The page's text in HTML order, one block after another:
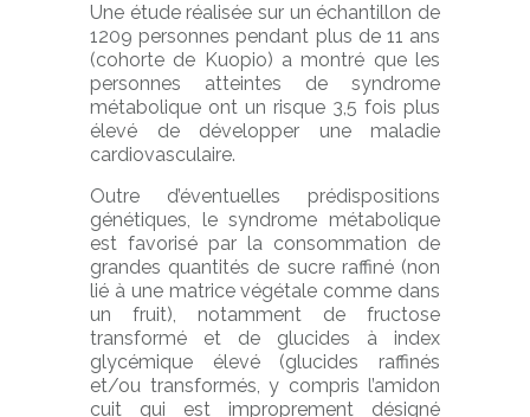
Une étude réalisée sur un échantillon de
1209 personnes pendant plus de 11 ans
(cohorte de Kuopio) a montré que les
personnes atteintes de syndrome
métabolique ont un risque 3,5 fois plus
élevé de développer une maladie
cardiovasculaire.
Outre d’éventuelles prédispositions
génétiques, le syndrome métabolique
est favorisé par la consommation de
grandes quantités de sucre raffiné (non
lié à une matrice végétale comme dans
un fruit), notamment de fructose
transformé et de glucides à index
glycémique élevé (glucides raffinés
et/ou transformés, y compris l’amidon
cuit qui est improprement désigné